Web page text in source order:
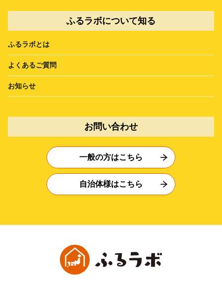
ふるラボについて知る
ふるラボとは
よくあるご質問
お知らせ
お問い合わせ
一般の方はこちら
自治体様はこちら